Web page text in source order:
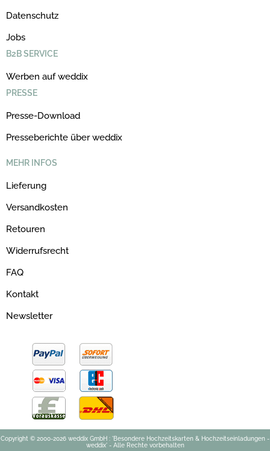
Datenschutz
Jobs
B2B SERVICE
Werben auf weddix
PRESSE
Presse-Download
Presseberichte über weddix
MEHR INFOS
Lieferung
Versandkosten
Retouren
Widerrufsrecht
FAQ
Kontakt
Newsletter
Copyright © 2000-2026 weddix GmbH : 'Besondere Hochzeitskarten & Hochzeitseinladungen -
weddix' - Alle Rechte vorbehalten